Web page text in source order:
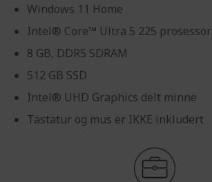
Windows 11 Home
Intel® Core™ Ultra 5 225 prosessor
8 GB, DDR5 SDRAM
512 GB SSD
Intel® UHD Graphics delt minne
Tastatur og mus er IKKE inkludert